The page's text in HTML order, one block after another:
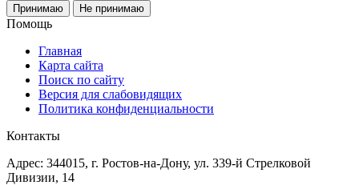
Принимаю Не принимаю
Помощь
Главная
Карта сайта
Поиск по сайту
Версия для слабовидящих
Политика конфиденциальности
Контакты
Адрес: 344015, г. Ростов-на-Дону, ул. 339-й Стрелковой
Дивизии, 14